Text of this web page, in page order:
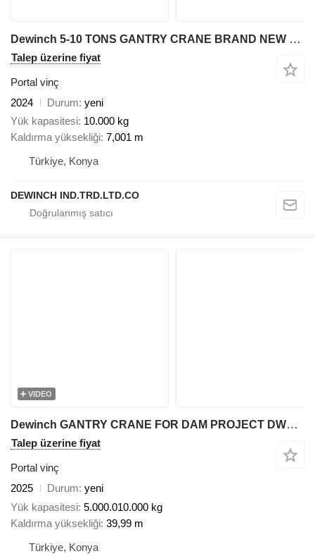
Dewinch 5-10 TONS GANTRY CRANE BRAND NEW DWC-40
Talep üzerine fiyat
Portal vinç
2024
Durum yeni
Yük kapasitesi 10.000 kg
Kaldırma yüksekliği 7,001 m
Türkiye, Konya
DEWINCH IND.TRD.LTD.CO
VIDEO
Dewinch GANTRY CRANE FOR DAM PROJECT DWC-80
Talep üzerine fiyat
Portal vinç
2025
Durum yeni
Yük kapasitesi 5.000.010.000 kg
Kaldırma yüksekliği 39,99 m
Türkiye, Konya